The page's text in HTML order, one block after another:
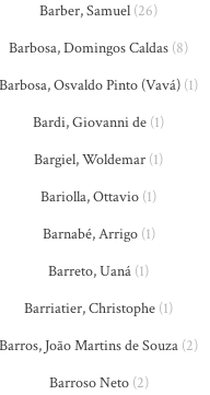
Barber, Samuel (26)
Barbosa, Domingos Caldas (8)
Barbosa, Osvaldo Pinto (Vavá) (1)
Bardi, Giovanni de (1)
Bargiel, Woldemar (1)
Bariolla, Ottavio (1)
Barnabé, Arrigo(1)
Barreto, Uaná (1)
Barriatier, Christophe (1)
Barros, João Martins de Souza (2)
Barroso Neto(2)